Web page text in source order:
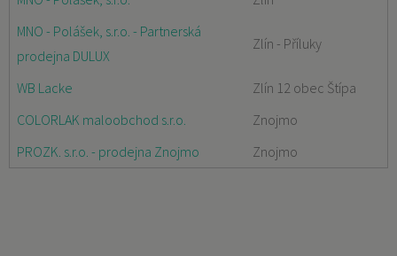
MNO - Polášek, s.r.o. - Partnerská
prodejna DULUX
Zlín - Příluky
WB Lacke
Zlín 12 obec Štípa
COLORLAK maloobchod s.r.o.
Znojmo
PROZK. s.r.o. - prodejna Znojmo
Znojmo